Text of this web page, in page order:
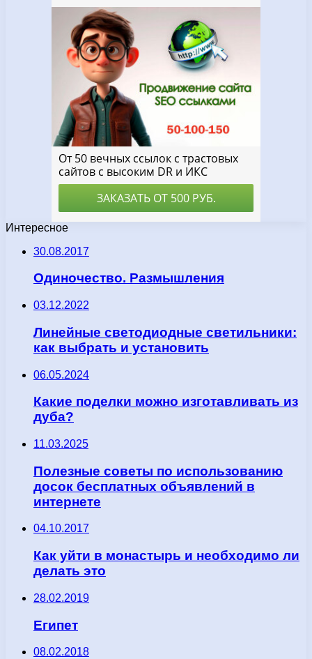
Интересное
30.08.2017
Одиночество. Размышления
03.12.2022
Линейные светодиодные светильники:
как выбрать и установить
06.05.2024
Какие поделки можно изготавливать из
дуба?
11.03.2025
Полезные советы по использованию
досок бесплатных объявлений в
интернете
04.10.2017
Как уйти в монастырь и необходимо ли
делать это
28.02.2019
Египет
08.02.2018